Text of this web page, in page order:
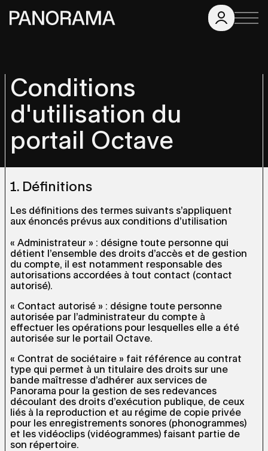
Conditions
d'utilisation du
portail Octave
1. Définitions
Les définitions des termes suivants s’appliquent
aux énoncés prévus aux conditions d’utilisation
« Administrateur » : désigne toute personne qui
détient l’ensemble des droits d’accès et de gestion
du compte, il est notamment responsable des
autorisations accordées à tout contact (contact
autorisé).
« Contact autorisé » : désigne toute personne
autorisée par l’administrateur du compte à
effectuer les opérations pour lesquelles elle a été
autorisée sur le portail Octave.
« Contrat de sociétaire » fait référence au contrat
type qui permet à un titulaire des droits sur une
bande maîtresse d’adhérer aux services de
Panorama pour la gestion de ses redevances
découlant des droits d’exécution publique, de ceux
liés à la reproduction et au régime de copie privée
pour les enregistrements sonores (phonogrammes)
et les vidéoclips (vidéogrammes) faisant partie de
son répertoire.